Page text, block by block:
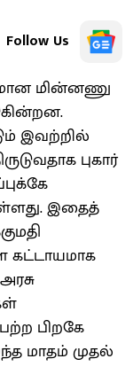
Follow Us
மின்னணு
இவற்றில்
புகார்
இதைத்
கட்டாயமாக
பிறகே
மாதம் முதல்